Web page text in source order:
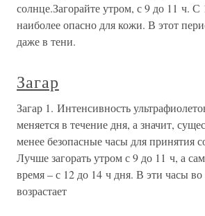
солнце.Загорайте утром, с 9 до 11 ч. С
наиболее опасно для кожи. В этот
даже в тени.
Загар
Загар 1. Интенсивность
меняется в течение дня, а значит,
менее безопасные часы для принятия
Лучше загорать утром с 9 до 11 ч, а
время – с 12 до 14 ч дня. В эти часы во
возрастает